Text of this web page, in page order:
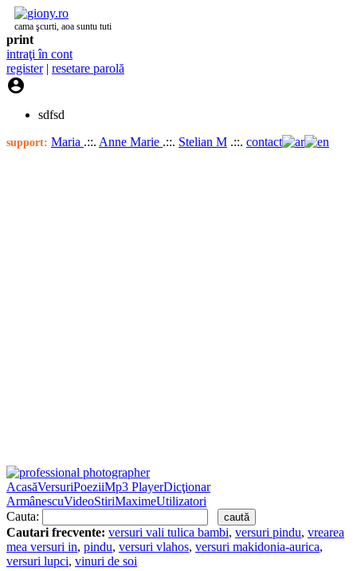
cama şcurti, aoa suntu tuti
print
intraţi în cont
register| resetare parolă

sdfsd
support: Maria .::. Anne Marie .::. Stelian M .::. contact
AcasăVersuriPoeziiMp3 PlayerDicţionar
ArmânescuVideoStiriMaximeUtilizatori
Cauta:
Cautari frecvente: versuri vali tulica bambi, versuri pindu, vrearea
mea versuri in, pindu, versuri vlahos, versuri makidonia-aurica,
versuri lupci, vinuri de soi